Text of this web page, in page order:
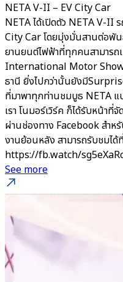
NETA V-II – EV City Car
NETA ได้เปิดตัว NETA V-II
City Car โดยมุ่งมั่นสานต่อพั
ยานยนต์ไฟฟ้าที่ทุกคนสามารถ
International Motor
ธานี ยิ่งไปกว่านั้นยังมี
ที่มาพาทุกท่านชมบูธ NETA
เรา โนมอร์เวิร์ค ก็ได้รับหน้าที่
ผ่านช่องทาง Facebook สำห
งานย้อนหลัง สามารถรับชมได้
https://fb.watch/
See more